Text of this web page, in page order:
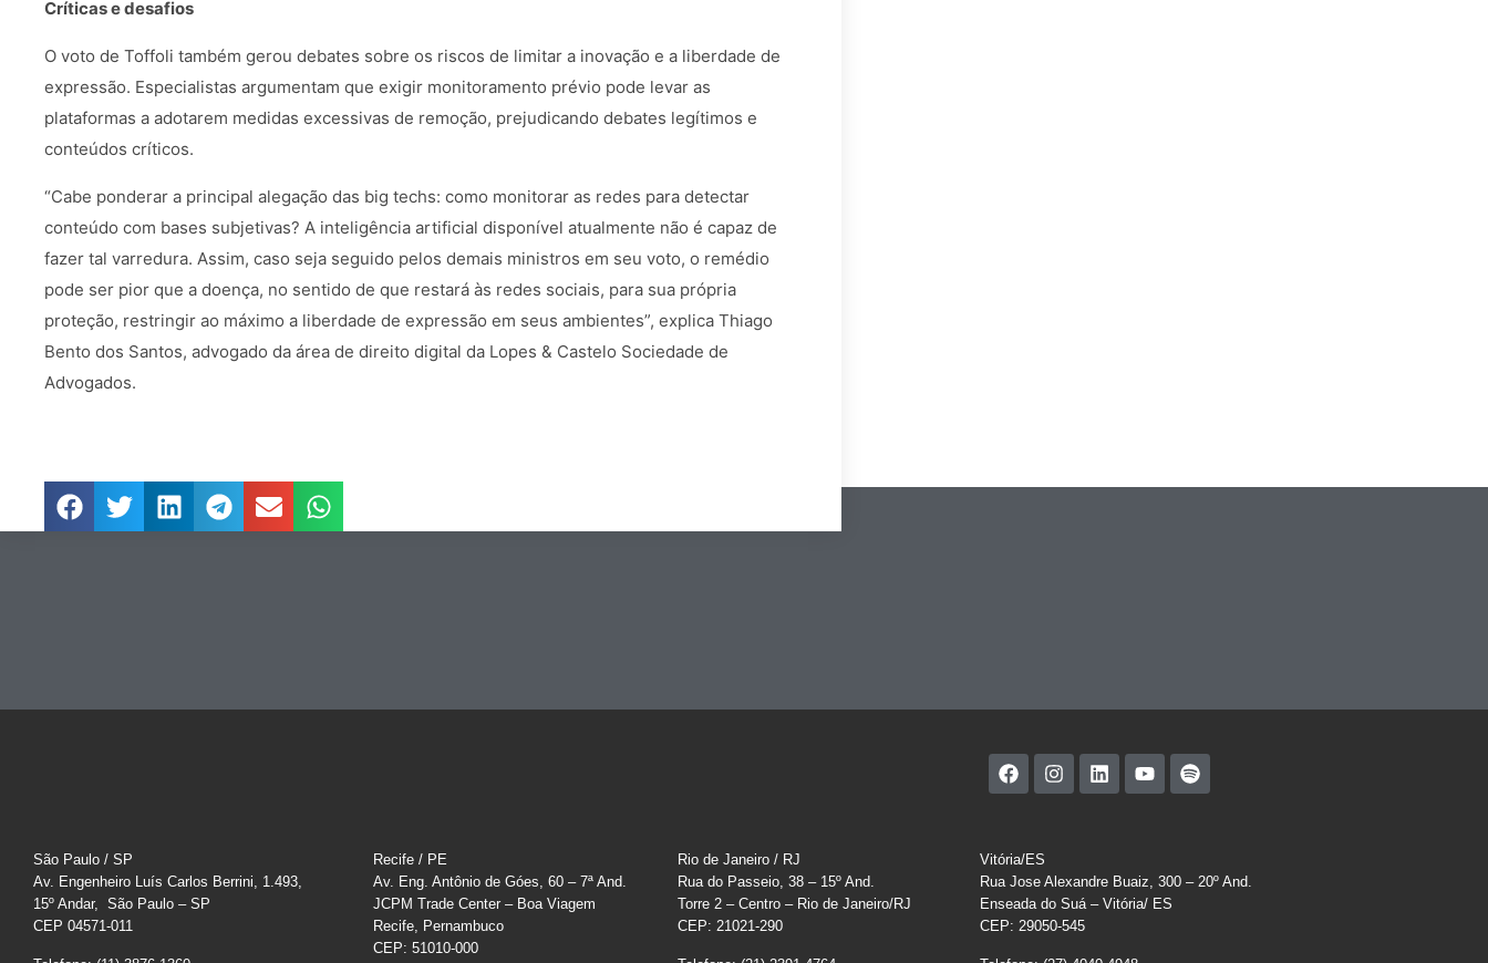
Críticas e desafios
O voto de Toffoli também gerou debates sobre os riscos de limitar a inovação e a liberdade de
expressão. Especialistas argumentam que exigir monitoramento prévio pode levar as
plataformas a adotarem medidas excessivas de remoção, prejudicando debates legítimos e
conteúdos críticos.
“Cabe ponderar a principal alegação das big techs: como monitorar as redes para detectar
conteúdo com bases subjetivas? A inteligência artificial disponível atualmente não é capaz de
fazer tal varredura. Assim, caso seja seguido pelos demais ministros em seu voto, o remédio
pode ser pior que a doença, no sentido de que restará às redes sociais, para sua própria
proteção, restringir ao máximo a liberdade de expressão em seus ambientes”, explica Thiago
Bento dos Santos, advogado da área de direito digital da Lopes & Castelo Sociedade de
Advogados.
São Paulo / SP
Av. Engenheiro Luís Carlos Berrini, 1.493,
15º Andar, São Paulo – SP
CEP 04571-011
Recife / PE
Av. Eng. Antônio de Góes, 60 – 7ª And.
JCPM Trade Center – Boa Viagem
Recife, Pernambuco
CEP: 51010-000
Rio de Janeiro / RJ
Rua do Passeio, 38 – 15º And.
Torre 2 – Centro – Rio de Janeiro/RJ
CEP: 21021-290
Vitória/ES
Rua Jose Alexandre Buaiz, 300 – 20º And.
Enseada do Suá – Vitória/ ES
CEP: 29050-545